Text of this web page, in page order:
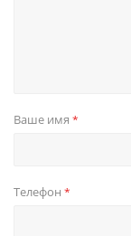
Ваше имя *
Телефон *